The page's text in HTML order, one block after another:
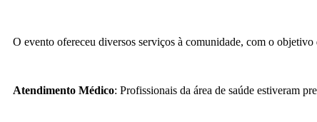
O evento ofereceu diversos serviços à comunidade, com o
Atendimento Médico: Profissionais da área de saúde estiveram